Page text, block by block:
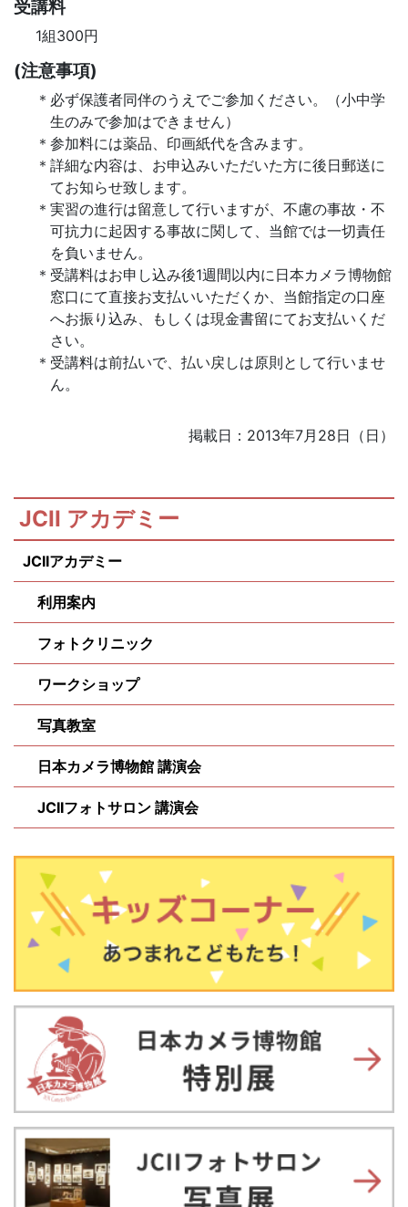
受講料
1組300円
(注意事項)
必ず保護者同伴のうえでご参加ください。（小中学
生のみで参加はできません）
参加料には薬品、印画紙代を含みます。
詳細な内容は、お申込みいただいた方に後日郵送に
てお知らせ致します。
実習の進行は留意して行いますが、不慮の事故・不
可抗力に起因する事故に関して、当館では一切責任
を負いません。
受講料はお申し込み後1週間以内に日本カメラ博物館
窓口にて直接お支払いいただくか、当館指定の口座
へお振り込み、もしくは現金書留にてお支払いくだ
さい。
受講料は前払いで、払い戻しは原則として行いませ
ん。
掲載日：2013年7月28日（日）
JCII アカデミー
JCIIアカデミー
利用案内
フォトクリニック
ワークショップ
写真教室
日本カメラ博物館 講演会
JCIIフォトサロン 講演会